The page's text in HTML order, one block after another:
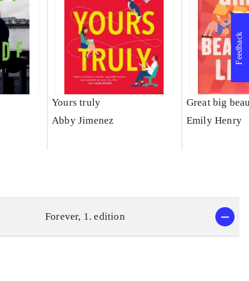
Yours truly
Abby Jimenez
Great big
Emily Henry
Forever, 1. edition
Feedback